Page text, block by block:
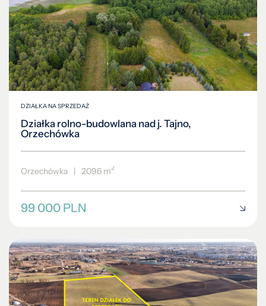
DZIAŁKA NA SPRZEDAŻ
Działka rolno-budowlana nad j. Tajno,
Orzechówka
Orzechówka | 2096 m2
99 000 PLN